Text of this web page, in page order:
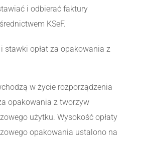
i odbierać faktury
KSeF.
stawki opłat za opakowania z
w życie rozporządzenia
opakowania z tworzyw
użytku. Wysokość opłaty
opakowania ustalono na